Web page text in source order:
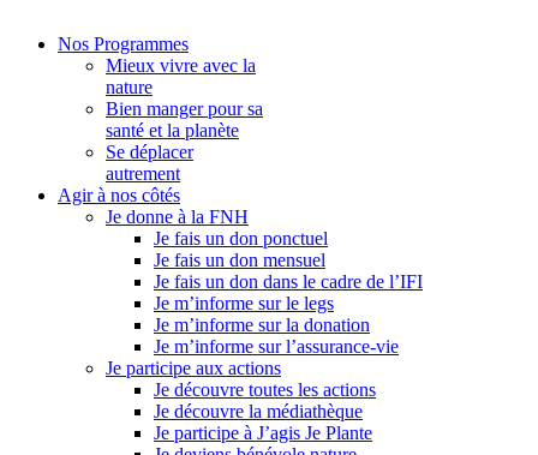
Nos Programmes
Mieux vivre avec la
nature
Bien manger pour sa
santé et la planète
Se déplacer
autrement
Agir à nos côtés
Je donne à la FNH
Je fais un don ponctuel
Je fais un don mensuel
Je fais un don dans le cadre de l’IFI
Je m’informe sur le legs
Je m’informe sur la donation
Je m’informe sur l’assurance-vie
Je participe aux actions
Je découvre toutes les actions
Je découvre la médiathèque
Je participe à J’agis Je Plante